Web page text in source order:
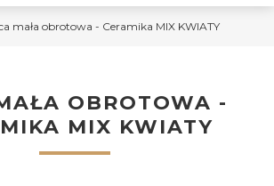
mała obrotowa - Ceramika MIX KWIATY
OBROTOWA -
MIX KWIATY